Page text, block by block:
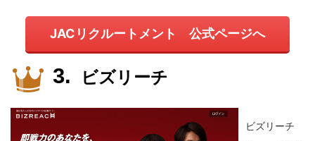
JACリクルートメント 公式ページへ
ビズリーチ
ビズリーチ